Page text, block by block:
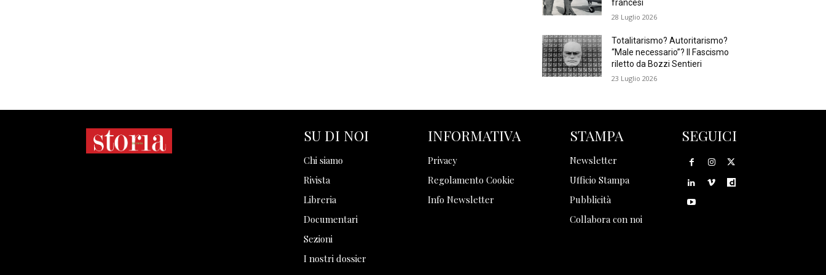
francesi
28 Luglio 2026
Totalitarismo? Autoritarismo?
“Male necessario”? Il Fascismo
riletto da Bozzi Sentieri
23 Luglio 2026
SU DI NOI
Chi siamo
Rivista
Libreria
Documentari
Sezioni
I nostri dossier
INFORMATIVA
Privacy
Regolamento Cookie
Info Newsletter
STAMPA
Newsletter
Ufficio Stampa
Pubblicità
Collabora con noi
SEGUICI